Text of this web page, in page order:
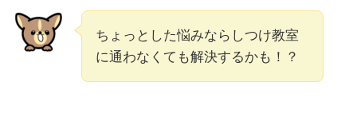
ちょっとした悩みならしつけ教室
に通わなくても解決するかも！？